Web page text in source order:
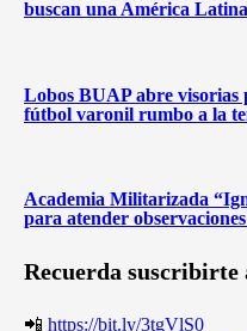
buscan una América
Lobos BUAP abre visorias
fútbol varonil rumbo a la
Academia Militarizada
para atender
Recuerda suscribirte
📲 https://bit.ly/3tgVlS0